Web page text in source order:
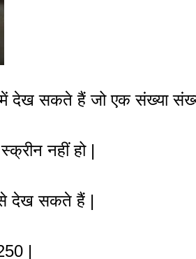
देख सकते हैं जो एक संख्या
नहीं हो |
देख सकते हैं |
|